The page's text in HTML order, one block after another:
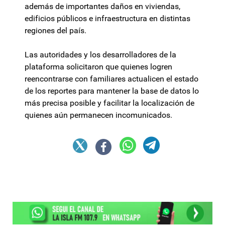
además de importantes daños en viviendas,
edificios públicos e infraestructura en distintas
regiones del país.
Las autoridades y los desarrolladores de la
plataforma solicitaron que quienes logren
reencontrarse con familiares actualicen el estado
de los reportes para mantener la base de datos lo
más precisa posible y facilitar la localización de
quienes aún permanecen incomunicados.